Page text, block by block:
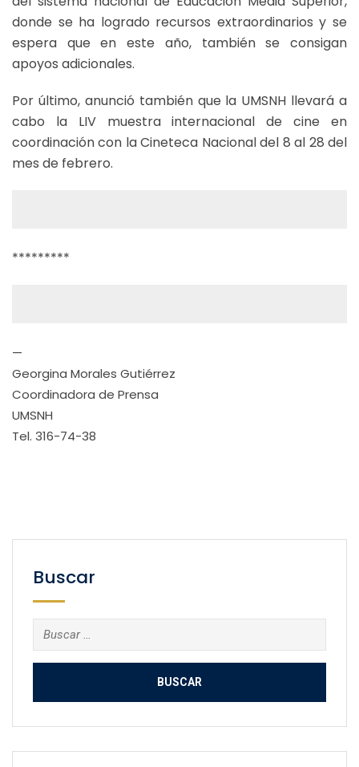
donde se ha logrado recursos extraordinarios y se
espera que en este año, también se consigan
apoyos adicionales.
Por último, anunció también que la UMSNH llevará a
cabo la LIV muestra internacional de cine en
coordinación con la Cineteca Nacional del 8 al 28 del
mes de febrero.
*********
—
Georgina Morales Gutiérrez
Coordinadora de Prensa
UMSNH
Tel. 316-74-38
Buscar
Buscar: